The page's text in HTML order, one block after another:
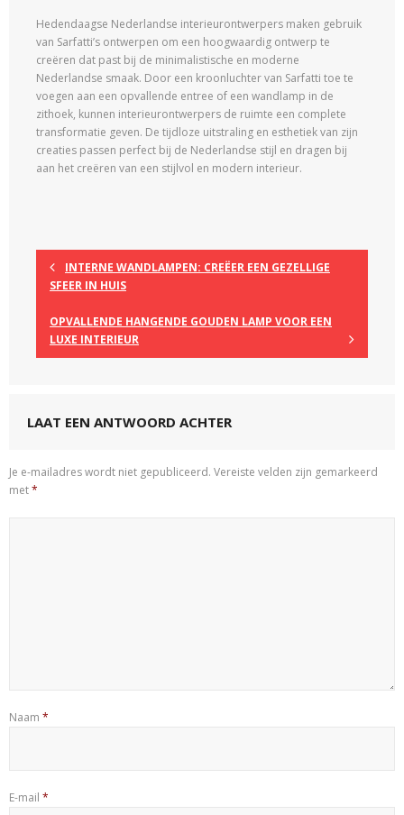
Hedendaagse Nederlandse interieurontwerpers maken gebruik
van Sarfatti’s ontwerpen om een hoogwaardig ontwerp te
creëren dat past bij de minimalistische en moderne
Nederlandse smaak. Door een kroonluchter van Sarfatti toe te
voegen aan een opvallende entree of een wandlamp in de
zithoek, kunnen interieurontwerpers de ruimte een complete
transformatie geven. De tijdloze uitstraling en esthetiek van zijn
creaties passen perfect bij de Nederlandse stijl en dragen bij
aan het creëren van een stijlvol en modern interieur.
INTERNE WANDLAMPEN: CREËER EEN GEZELLIGE
SFEER IN HUIS
OPVALLENDE HANGENDE GOUDEN LAMP VOOR EEN
LUXE INTERIEUR
LAAT EEN ANTWOORD ACHTER
Je e-mailadres wordt niet gepubliceerd. Vereiste velden zijn gemarkeerd
met*
Naam *
E-mail *